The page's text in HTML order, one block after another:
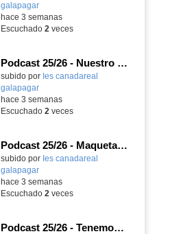
galapagar-
hace 3 semanas
Escuchado 2 veces
Podcast 25/26 - Nuestro huerto escolar
subido por Ies canadareal
galapagar-
hace 3 semanas
Escuchado 2 veces
Podcast 25/26 - Maquetas sobre el feudalismo
subido por Ies canadareal
galapagar-
hace 3 semanas
Escuchado 2 veces
Podcast 25/26 - Tenemos nueva profesora de Griego ¿Conoces a María Eugenia?